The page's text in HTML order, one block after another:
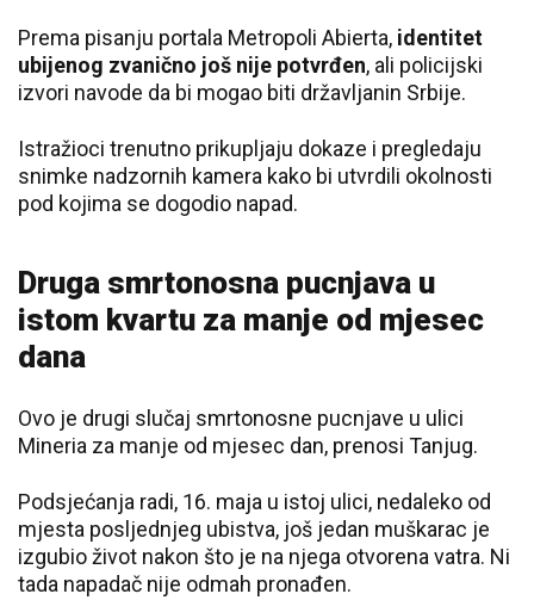
Prema pisanju portala Metropoli Abierta, identitet
ubijenog zvanično još nije potvrđen, ali policijski
izvori navode da bi mogao biti državljanin Srbije.
Istražioci trenutno prikupljaju dokaze i pregledaju
snimke nadzornih kamera kako bi utvrdili okolnosti
pod kojima se dogodio napad.
Druga smrtonosna pucnjava u
istom kvartu za manje od mjesec
dana
Ovo je drugi slučaj smrtonosne pucnjave u ulici
Mineria za manje od mjesec dan, prenosi Tanjug.
Podsjećanja radi, 16. maja u istoj ulici, nedaleko od
mjesta posljednjeg ubistva, još jedan muškarac je
izgubio život nakon što je na njega otvorena vatra. Ni
tada napadač nije odmah pronađen.